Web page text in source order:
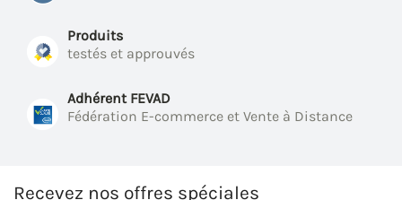
Produits
testés et approuvés
Adhérent FEVAD
Fédération E-commerce et Vente à Distance
Recevez nos offres spéciales